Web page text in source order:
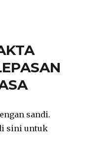
sandi.
sini untuk